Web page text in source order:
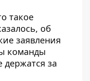
такое
об
заявления
команды
держатся за